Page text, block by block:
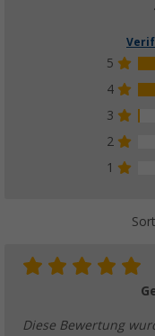
5
4
3
2
1
Diese Bewertung